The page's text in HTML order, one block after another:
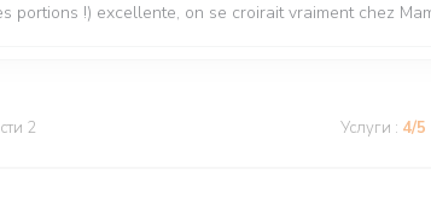
portions !) excellente, on se croirait vraiment chez
2 Услуги : 4/5